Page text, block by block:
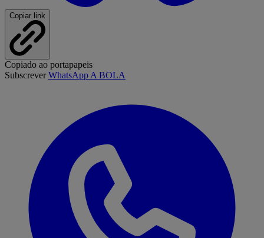
Copiar link
Copiado ao portapapeis
SubscreverWhatsApp A BOLA